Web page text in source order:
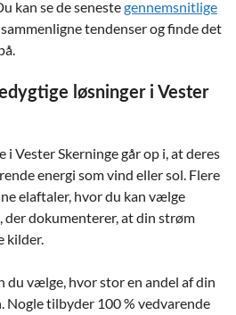
kan se de senestegennemsnitlige
tendenser og finde det
løsninger i Vester
i Vester Skerninge går op i, at deres
energi som vind eller sol. Flere
elaftaler, hvor du kan vælge
dokumenterer, at din strøm
kilder.
du vælge, hvor stor en andel af din
Nogle tilbyder 100 % vedvarende